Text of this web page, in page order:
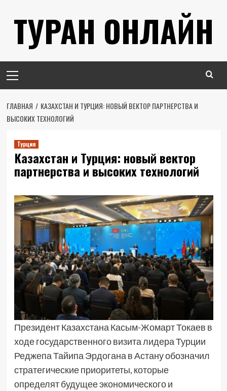
содержимому
ТУРАН ОНЛАЙН
меню
ГЛАВНАЯ
КАЗАХСТАН И ТУРЦИЯ: НОВЫЙ ВЕКТОР ПАРТНЕРСТВА И
ВЫСОКИХ ТЕХНОЛОГИЙ
Турция
Казахстан и Турция: новый вектор
партнерства и высоких технологий
Президент Казахстана Касым-Жомарт Токаев в
ходе государственного визита лидера Турции
Реджепа Тайипа Эрдогана в Астану обозначил
стратегические приоритеты, которые
определят будущее экономического и